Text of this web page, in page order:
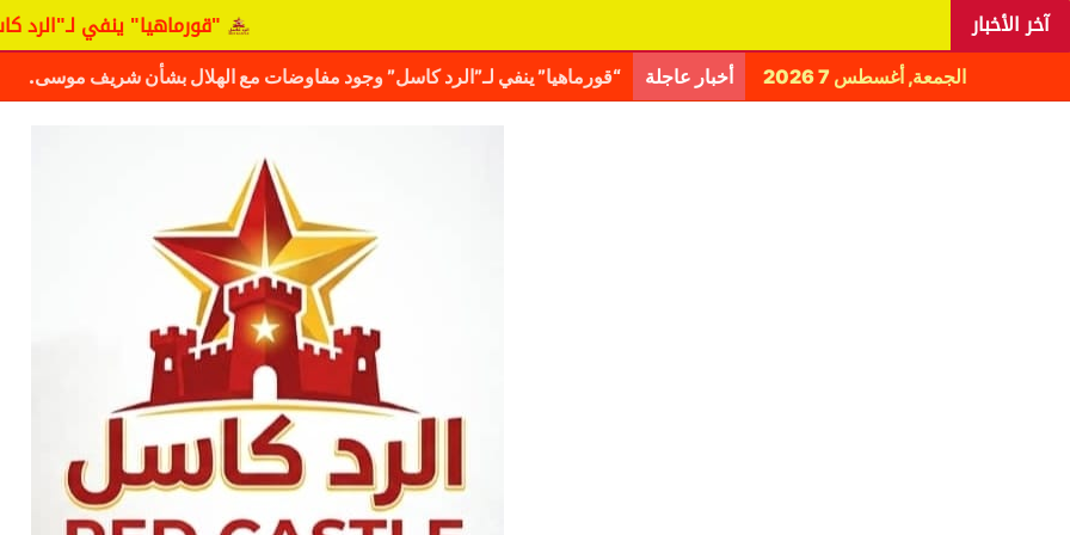
آخر الأخبار "قورماهيا" ينفي لـ"الرد كاسل"
الجمعة, أغسطس 7 2026 أخبار عاجلة اليانغا يكشف حقيقة مفاوضات نجم المريخ